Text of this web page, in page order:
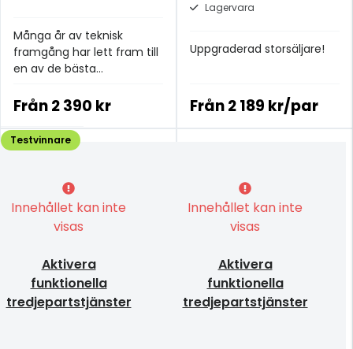
Många år av teknisk
framgång har lett fram till
en av de bästa
prisklassen.
Från2 390 kr
Lagervara
Uppgraderad storsäljare!
Från2 189 kr/par
Innehållet kan inte
visas
Aktivera
funktionella
tredjepartstjänster
Testvinnare
Innehållet kan inte
visas
Aktivera
funktionella
tredjepartstjänster